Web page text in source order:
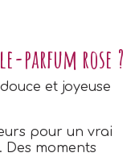
parfum rose ?
et joyeuse
pour un vrai
Des moments